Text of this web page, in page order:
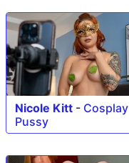
Nicole Kitt - Cosplay
Pussy